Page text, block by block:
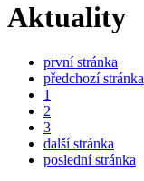
Aktuality
první stránka
předchozí stránka
1
2
3
další stránka
poslední stránka